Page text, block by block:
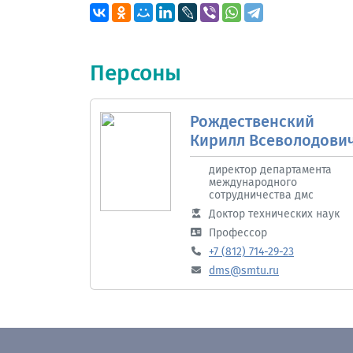
Персоны
Рождественский
Кирилл
директор департамента
международного
сотрудничества дмс
Доктор технических наук
Профессор
+7 (812) 714-29-23
dms@smtu.ru